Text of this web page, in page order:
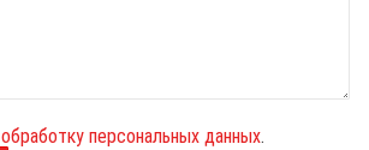
обработку персональных данных.